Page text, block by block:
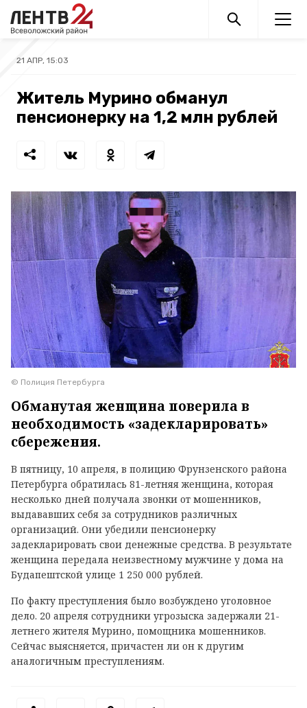
21 АПР, 15:03
Житель Мурино обманул
пенсионерку на 1,2 млн рублей
© Полиция Петербурга
Обманутая женщина поверила в
необходимость «задекларировать»
сбережения.
В пятницу, 10 апреля, в полицию Фрунзенского района
Петербурга обратилась 81-летняя женщина, которая
несколько дней получала звонки от мошенников,
выдававших себя за сотрудников различных
организаций. Они убедили пенсионерку
задекларировать свои денежные средства. В результате
женщина передала неизвестному мужчине у дома на
Будапештской улице 1 250 000 рублей.
По факту преступления было возбуждено уголовное
дело. 20 апреля сотрудники угрозыска задержали 21-
летнего жителя Мурино, помощника мошенников.
Сейчас выясняется, причастен ли он к другим
аналогичным преступлениям.